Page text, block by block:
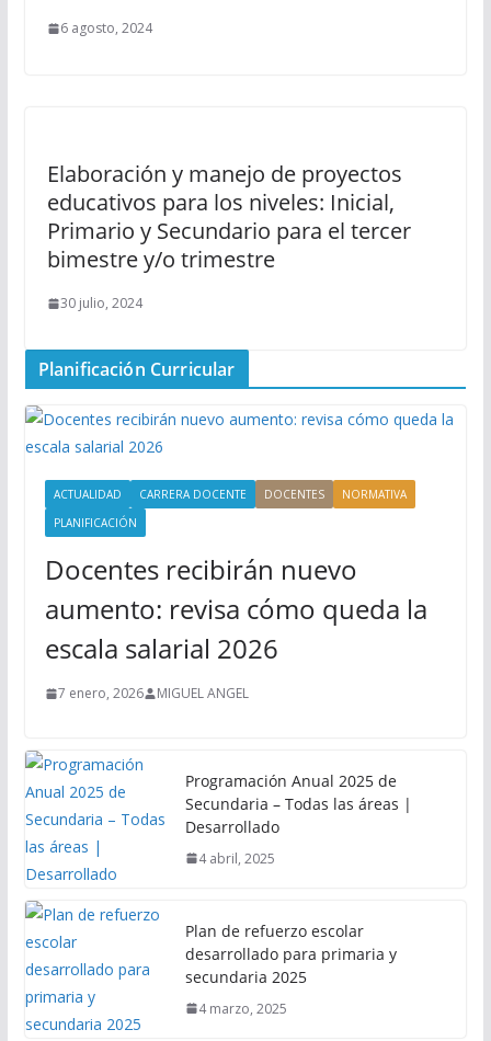
6 agosto, 2024
Elaboración y manejo de proyectos
educativos para los niveles: Inicial,
Primario y Secundario para el tercer
bimestre y/o trimestre
30 julio, 2024
Planificación Curricular
ACTUALIDAD CARRERA DOCENTE DOCENTES
NORMATIVA
PLANIFICACIÓN
Docentes recibirán nuevo
aumento: revisa cómo queda la
escala salarial 2026
7 enero, 2026 MIGUEL ANGEL
Programación Anual 2025 de
Secundaria – Todas las áreas |
Desarrollado
4 abril, 2025
Plan de refuerzo escolar
desarrollado para primaria y
secundaria 2025
4 marzo, 2025